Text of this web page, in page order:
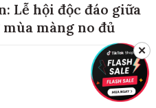
Lễ hội độc đáo giữa
màng no đủ
✕